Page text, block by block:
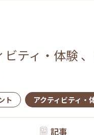
ビティ・体験 、
ト アクティビティ・
記事